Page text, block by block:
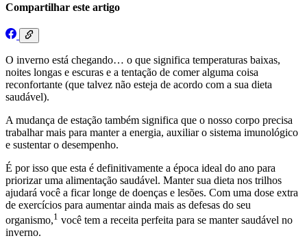
Compartilhar este artigo
O inverno está chegando… o que significa temperaturas baixas,
noites longas e escuras e a tentação de comer alguma coisa
reconfortante (que talvez não esteja de acordo com a sua dieta
saudável).
A mudança de estação também significa que o nosso corpo precisa
trabalhar mais para manter a energia, auxiliar o sistema imunológico
e sustentar o desempenho.
É por isso que esta é definitivamente a época ideal do ano para
priorizar uma alimentação saudável. Manter sua dieta nos trilhos
ajudará você a ficar longe de doenças e lesões. Com uma dose extra
de exercícios para aumentar ainda mais as defesas do seu
organismo,1 você tem a receita perfeita para se manter saudável no
inverno.